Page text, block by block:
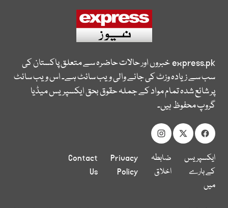
express.pkخبروں اور حالات حاضرہ سے متعلق پاکستان کی
سب سے زیادہ وزٹ کی جانے والی ویب سائٹ ہے۔ اس ویب سائٹ
پر شائع شدہ تمام مواد کے جملہ حقوق بحق ایکسپریس میڈیا
گروپ محفوظ ہیں۔
ایکسپریس
کے بارے
میں
ضابطہ
اخلاق
Privacy
Policy
Contact
Us